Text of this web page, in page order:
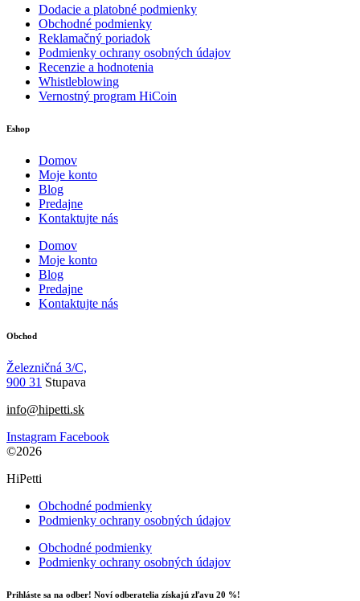
Dodacie a platobné podmienky
Obchodné podmienky
Reklamačný poriadok
Podmienky ochrany osobných údajov
Recenzie a hodnotenia
Whistleblowing
Vernostný program HiCoin
Eshop
Domov
Moje konto
Blog
Predajne
Kontaktujte nás
Domov
Moje konto
Blog
Predajne
Kontaktujte nás
Obchod
Železničná 3/C,
900 31 Stupava
info@hipetti.sk
Instagram Facebook
©2026
HiPetti
Obchodné podmienky
Podmienky ochrany osobných údajov
Obchodné podmienky
Podmienky ochrany osobných údajov
Prihláste sa na odber! Noví odberatelia získajú zľavu 20 %!